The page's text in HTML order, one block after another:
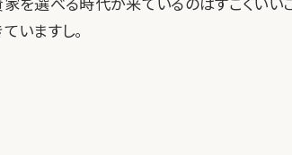
家を選べる時代が来ているのはすごくいい
いますし。